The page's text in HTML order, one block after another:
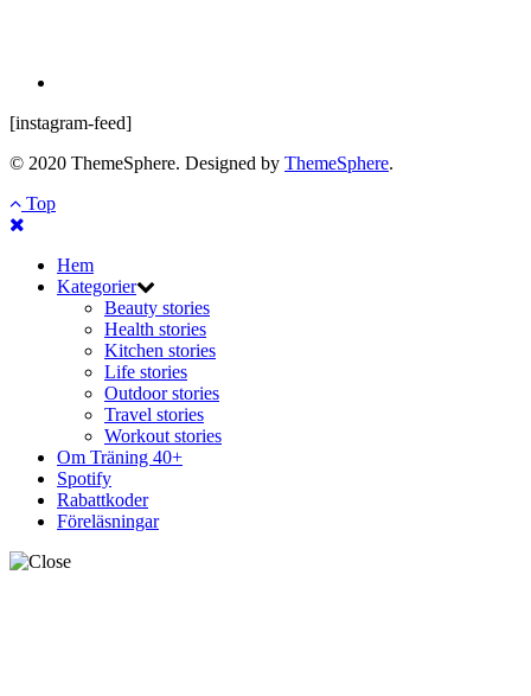
[instagram-feed]
© 2020 ThemeSphere. Designed by ThemeSphere.
Top
Hem
Kategorier
Beauty stories
Health stories
Kitchen stories
Life stories
Outdoor stories
Travel stories
Workout stories
Om Träning 40+
Spotify
Rabattkoder
Föreläsningar